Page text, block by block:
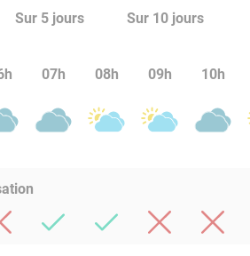
Sur 5 jours Sur 10 jours
07h 08h 09h 10h